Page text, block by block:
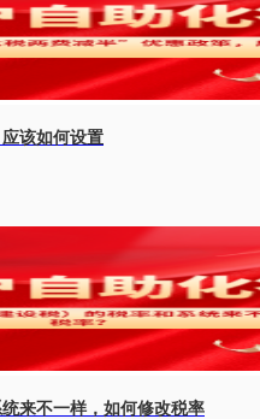
该如何设置
来不一样，如何修改税率